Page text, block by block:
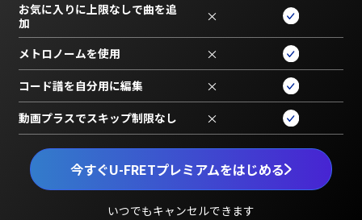
今すぐU-FRETプレミアムをはじめる
いつでもキャンセルできます
お気に入りに上限なしで曲を追
加
×
メトロノームを使用 ×
コード譜を自分用に編集 ×
動画プラスでスキップ制限なし ×